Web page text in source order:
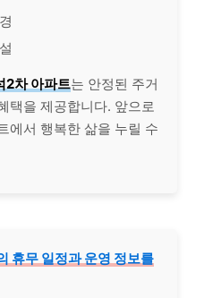
2차 아파트는 안정된 주거
택을 제공합니다. 앞으로
에서 행복한 삶을 누릴 수
휴무 일정과 운영 정보를